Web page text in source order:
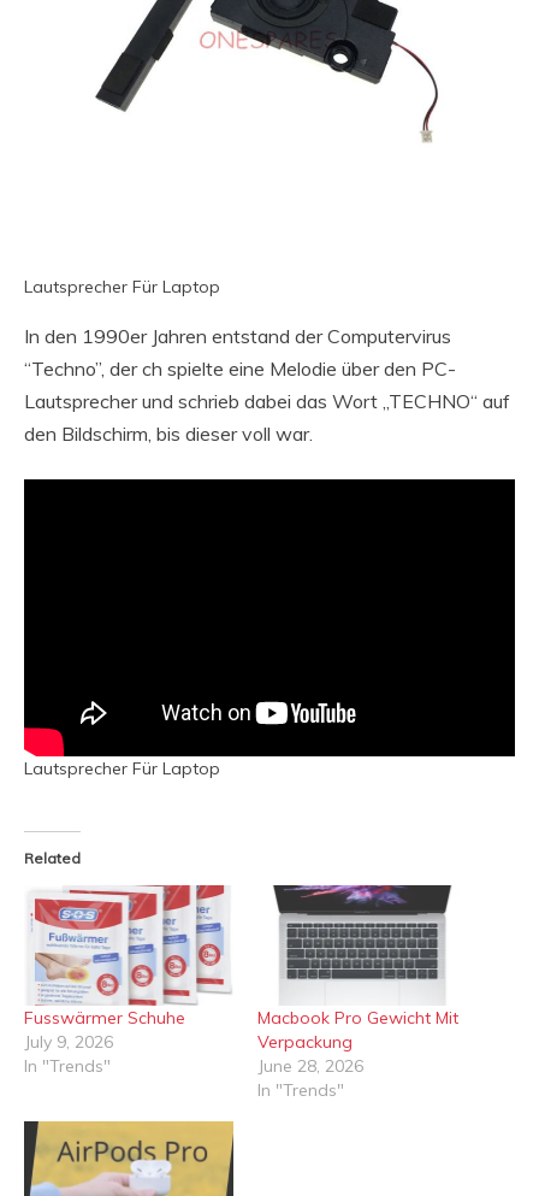
Lautsprecher Für Laptop
In den 1990er Jahren entstand der Computervirus
“Techno”, der ch spielte eine Melodie über den PC-
Lautsprecher und schrieb dabei das Wort „TECHNO“ auf
den Bildschirm, bis dieser voll war.
Lautsprecher Für Laptop
Related
Fusswärmer Schuhe
July 9, 2026
In "Trends"
Macbook Pro Gewicht Mit
Verpackung
June 28, 2026
In "Trends"